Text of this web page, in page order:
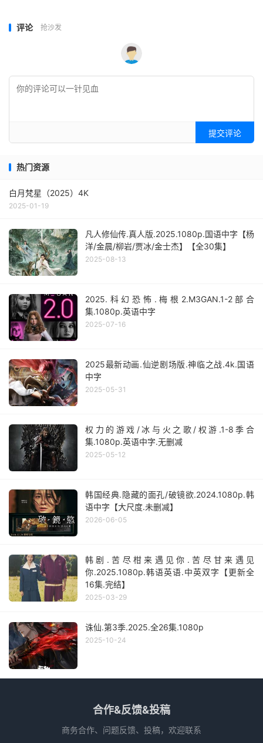
评论 抢沙发
提交评论
热门资源
白月梵星（2025）4K
2025-01-19
凡人修仙传.真人版.2025.1080p.国语中字【杨
洋/金晨/柳岩/贾冰/金士杰】【全30集】
2025-08-13
2025.科幻恐怖.梅根2.M3GAN.1-2部合
集.1080p.英语中字
2025-07-16
2025最新动画.仙逆剧场版.神临之战.4k.国语
中字
2025-05-31
权力的游戏/冰与火之歌/权游.1-8季合
集.1080p.英语中字.无删减
2025-05-12
韩国经典.隐藏的面孔/破镜欲.2024.1080p.韩
语中字【大尺度.未删减】
2026-06-05
韩剧.苦尽柑来遇见你.苦尽甘来遇见
你.2025.1080p.韩语英语.中英双字【更新全
16集.完结】
2025-03-29
诛仙.第3季.2025.全26集.1080p
2025-10-24
合作&反馈&投稿
商务合作、问题反馈、投稿，欢迎联系